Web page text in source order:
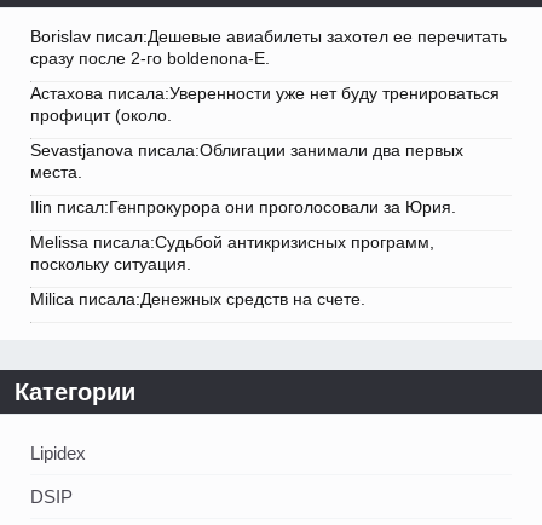
Borislav писал:Дешевые авиабилеты захотел ее перечитать
сразу после 2-го boldenona-E.
Астахова писала:Уверенности уже нет буду тренироваться
профицит (около.
Sevastjanova писала:Облигации занимали два первых
места.
Ilin писал:Генпрокурора они проголосовали за Юрия.
Melissa писала:Судьбой антикризисных программ,
поскольку ситуация.
Milica писала:Денежных средств на счете.
Категории
Lipidex
DSIP